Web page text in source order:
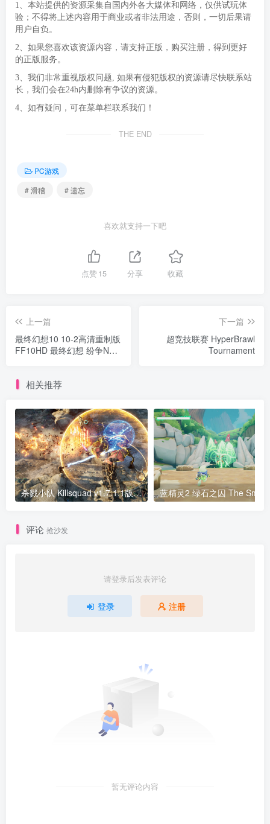
1、本站提供的资源采集自国内外各大媒体和网络，仅供试玩体
验；不得将上述内容用于商业或者非法用途，否则，一切后果请
用户自负。
2、如果您喜欢该资源内容，请支持正版，购买注册，得到更好
的正版服务。
3、我们非常重视版权问题, 如果有侵犯版权的资源请尽快联系站
长，我们会在24h内删除有争议的资源。
4、如有疑问，可在菜单栏联系我们！
THE END
PC游戏
# 滑稽
# 遗忘
喜欢就支持一下吧
点赞15 分享 收藏
上一篇
最终幻想10 10-2高清重制版
FF10HD 最终幻想 纷争NT
下一篇
超竞技联赛 HyperBrawl
Tournament
相关推荐
杀戮小队 Killsquad v1.7.1.1版 集成全DLC 官方中文
评论 抢沙发
请登录后发表评论
登录 注册
暂无评论内容